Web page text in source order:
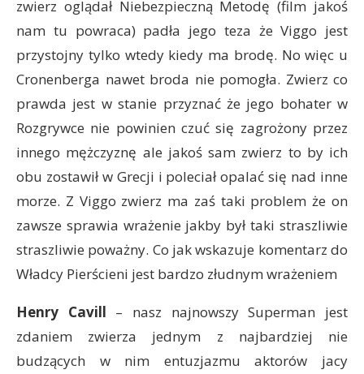
zwierz oglądał Niebezpieczną Metodę (film jakoś
nam tu powraca) padła jego teza że Viggo jest
przystojny tylko wtedy kiedy ma brodę. No więc u
Cronenberga nawet broda nie pomogła. Zwierz co
prawda jest w stanie przyznać że jego bohater w
Rozgrywce nie powinien czuć się zagrożony przez
innego mężczyznę ale jakoś sam zwierz to by ich
obu zostawił w Grecji i poleciał opalać się nad inne
morze. Z Viggo zwierz ma zaś taki problem że on
zawsze sprawia wrażenie jakby był taki straszliwie
straszliwie poważny. Co jak wskazuje komentarz do
Władcy Pierścieni jest bardzo złudnym wrażeniem
Henry Cavill – nasz najnowszy Superman jest
zdaniem zwierza jednym z najbardziej nie
budzących w nim entuzjazmu aktorów jacy